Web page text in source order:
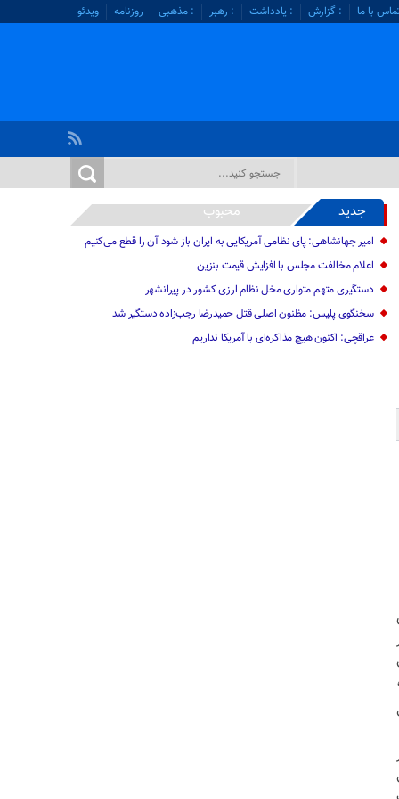
با ما : گزارش : یادداشت : رهبر : مذهبی روزنامه ویدئو
جدید محبوب
امیر جهانشاهی: پای نظامی آمریکایی به ایران باز شود آن را قطع می‌کنیم
اعلام مخالفت مجلس با افزایش قیمت بنزین
دستگیری متهم متواری مخل نظام ارزی کشور در پیرانشهر
سخنگوی پلیس: مظنون اصلی قتل حمیدرضا رجب‌زاده دستگیر شد
عراقچی: اکنون هیچ مذاکره‌ای با آمریکا نداریم